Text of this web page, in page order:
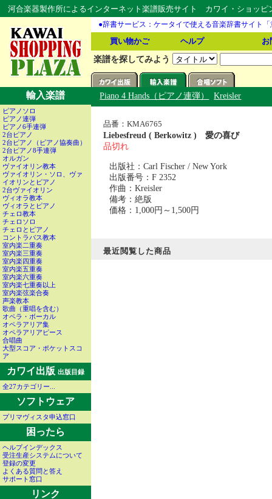
河合楽器製作所によるインターネット楽譜販売サイト カワイ・ショッ
●辞書サービス：ケータイで使える音楽辞書サイト
買い物かご ヘルプ お
楽譜を探してみよう
輸入楽譜
ピアノソロ
ピアノ連弾
ピアノ6手連弾
2台ピアノ
2台ピアノ（ピアノ協奏曲）
2台ピアノ8手連弾
オルガン
ヴァイオリン教本
ヴァイオリン・ソロ、ヴァ
イオリンとピアノ
2台ヴァイオリン
ヴィオラ教本
ヴィオラとピアノ
チェロ教本
チェロソロ
チェロとピアノ
コントラバス教本
室内楽二重奏
室内楽三重奏
室内楽四重奏
室内楽五重奏
室内楽六重奏
室内楽七重奏以上
室内楽弦楽合奏
声楽教本
歌曲（重唱を含む）
オペラ・ボーカル
オペラアリア集
オペラアリアピース
合唱曲
大型スコア・ポケットスコ
ア
カワイ出版 出版目録
全27カテゴリー...
ソフトウェア
プリマヴィスタ申込窓口
困ったら
ヘルプインデックス
受注生産システムについて
登録の変更
よくある質問と答え
サポート窓口
リンク
Piano 4 Hands（ピアノ連弾） Kreisler
品番：KMA6765
Liebesfreud ( Berkowitz ) 愛の喜び
品切れ
出版社：Carl Fischer / New York
出版番号：F 2352
作曲：Kreisler
備考：絶版
価格：1,000円～1,500円
最近閲覧した商品